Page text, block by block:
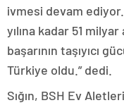
ivmesi devam
yılına kadar 51
başarının taşıyıcı
Türkiye oldu.” dedi.
Sığın, BSH Ev